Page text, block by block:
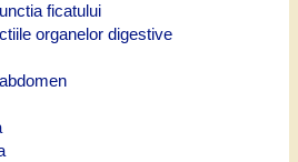
ficatului
organelor digestive